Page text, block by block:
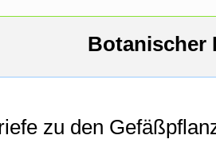
Botanischer
zu den